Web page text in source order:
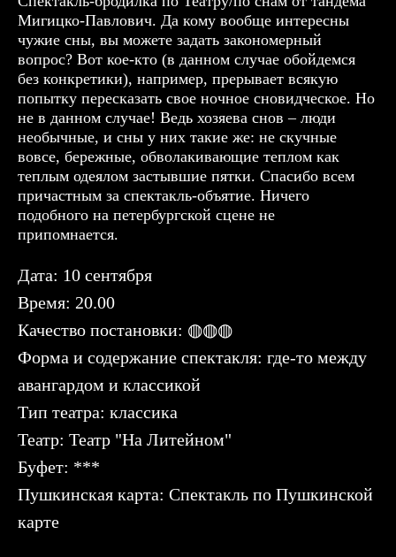
Мигицко-Павлович. Да кому вообще интересны
чужие сны, вы можете задать закономерный
вопрос? Вот кое-кто (в данном случае обойдемся
без конкретики), например, прерывает всякую
попытку пересказать свое ночное сновидческое. Но
не в данном случае! Ведь хозяева снов – люди
необычные, и сны у них такие же: не скучные
вовсе, бережные, обволакивающие теплом как
теплым одеялом застывшие пятки. Спасибо всем
причастным за спектакль-объятие. Ничего
подобного на петербургской сцене не
припомнается.
Дата: 10 сентября
Время: 20.00
Качество постановки: ◍◍◍
Форма и содержание спектакля: где-то между
авангардом и классикой
Тип театра: классика
Театр: Театр "На Литейном"
Буфет: ***
Пушкинская карта: Спектакль по Пушкинской
карте